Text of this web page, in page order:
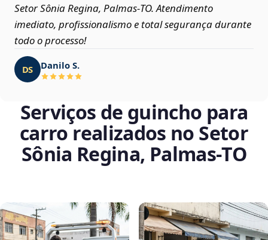
Setor Sônia Regina, Palmas‑TO. Atendimento
imediato, profissionalismo e total segurança durante
todo o processo!
DS Danilo S.
Serviços de guincho para
carro realizados no Setor
Sônia Regina, Palmas‑TO